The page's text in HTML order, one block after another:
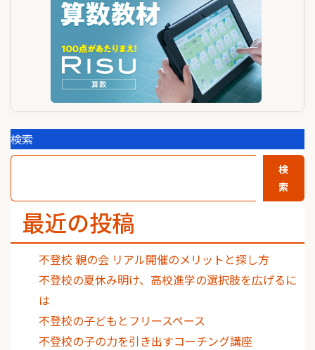
検索
検
索
最近の投稿
不登校 親の会 リアル開催のメリットと探し方
不登校の夏休み明け、高校進学の選択肢を広げるに
は
不登校の子どもとフリースペース
不登校の子の力を引き出すコーチング講座